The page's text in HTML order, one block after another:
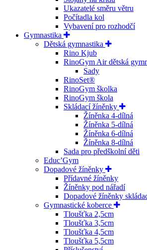
Ukazatelé směru větru
Počítadla kol
Vybavení pro rozhodčí
Gymnastika
Dětská gymnastika
Rino Kjub
RinoGym Air dětská
Sady
RinoSet®
RinoGym školka
RinoGym škola
Skládací žíněnky
Žíněnka 4-dílná
Žíněnka 5-dílná
Žíněnka 6-dílná
Žíněnka 8-dílná
Sada pro předškolní děti
Educ’Gym
Dopadové žíněnky
Přídavné žíněnky
Žíněnky pod nářadí
Dopadové žíněnky
Gymnastické koberce
Tloušťka 2,5cm
Tloušťka 3,5cm
Tloušťka 4,5cm
Tloušťka 5,5cm